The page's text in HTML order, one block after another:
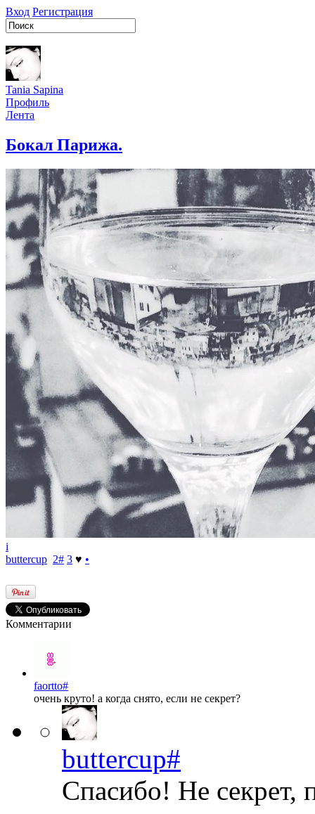
Вход Регистрация
Tania Sapina
Профиль
Лента
Бокал Парижа.
i
buttercup 2# 3 ♥ •
Комментарии
faortto#
очень круто! а когда снято, если не секрет?
buttercup#
Спасибо! Не секрет,